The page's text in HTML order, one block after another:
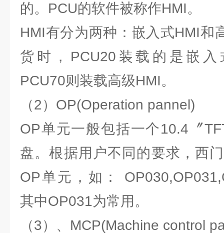
的。PCU的软件被称作HMI。
HMI有分为两种：嵌入式HMI和
货时，PCU20装载的是嵌入
PCU70则装载高级HMI。
（2）OP(Operation pannel)
OP单元一般包括一个10.4〞
盘。根据用户不同的要求，西
OP单元，如：
其中OP031为常用。
（3）、MCP(Machine control